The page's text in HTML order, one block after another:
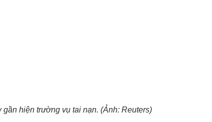
hiện trường vụ tai nạn. (Ảnh: Reuters)